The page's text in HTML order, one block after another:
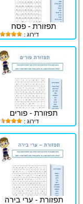
תפזורת - פסח
דירוג :
תפזורת - פורים
דירוג :
תפזורת - ערי בירה